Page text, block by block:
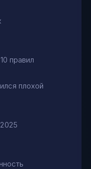
правил
плохой